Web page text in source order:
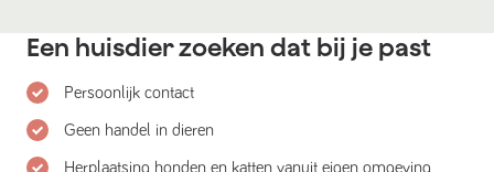
Een huisdier zoeken dat bij je past
Persoonlijk contact
Geen handel in dieren
Herplaatsing honden en katten vanuit eigen omgeving